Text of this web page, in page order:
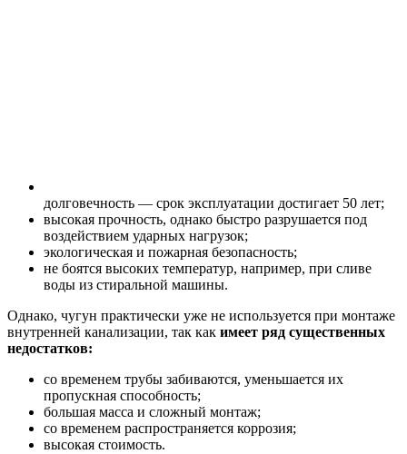
долговечность — срок эксплуатации достигает 50 лет;
высокая прочность, однако быстро разрушается под
воздействием ударных нагрузок;
экологическая и пожарная безопасность;
не боятся высоких температур, например, при сливе
воды из стиральной машины.
Однако, чугун практически уже не используется при монтаже
внутренней канализации, так как имеет ряд существенных
недостатков:
со временем трубы забиваются, уменьшается их
пропускная способность;
большая масса и сложный монтаж;
со временем распространяется коррозия;
высокая стоимость.